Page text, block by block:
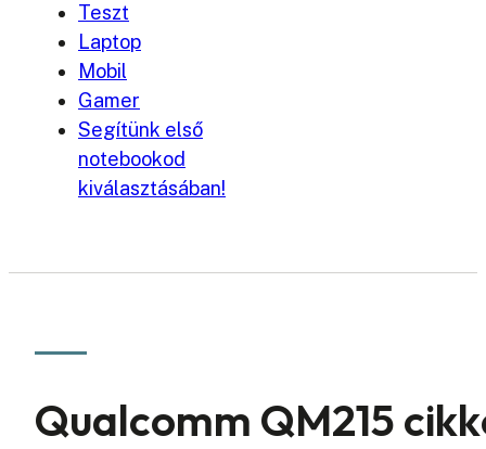
Teszt
Laptop
Mobil
Gamer
Segítünk első
notebookod
kiválasztásában!
Qualcomm QM215